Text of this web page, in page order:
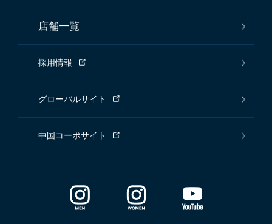
店舗一覧
採用情報
グローバルサイト
中国コーポサイト